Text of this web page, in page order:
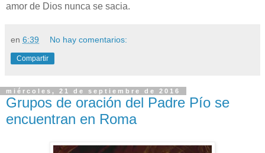
amor de Dios nunca se sacia.
en 6:39 No hay comentarios:
Compartir
miércoles, 21 de septiembre de 2016
Grupos de oración del Padre Pío se
encuentran en Roma